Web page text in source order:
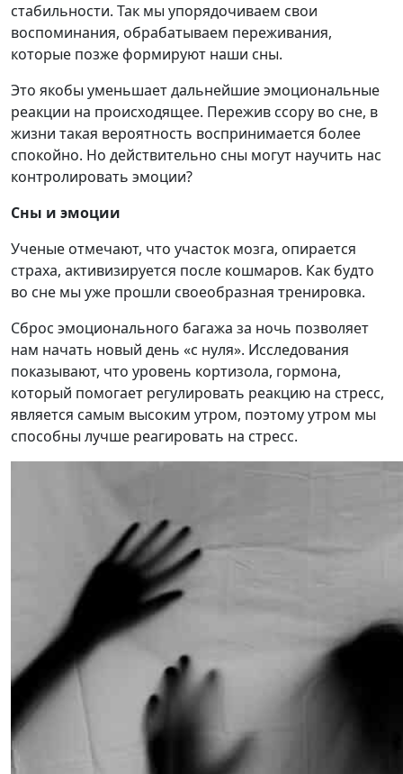
стабильности. Так мы упорядочиваем свои
воспоминания, обрабатываем переживания,
которые позже формируют наши сны.
Это якобы уменьшает дальнейшие эмоциональные
реакции на происходящее. Пережив ссору во сне, в
жизни такая вероятность воспринимается более
спокойно. Но действительно сны могут научить нас
контролировать эмоции?
Сны и эмоции
Ученые отмечают, что участок мозга, опирается
страха, активизируется после кошмаров. Как будто
во сне мы уже прошли своеобразная тренировка.
Сброс эмоционального багажа за ночь позволяет
нам начать новый день «с нуля». Исследования
показывают, что уровень кортизола, гормона,
который помогает регулировать реакцию на стресс,
является самым высоким утром, поэтому утром мы
способны лучше реагировать на стресс.